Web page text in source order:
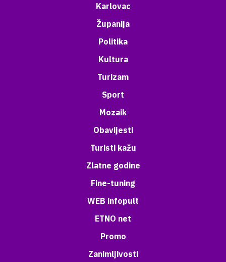
Karlovac
Županija
Politika
Kultura
Turizam
Sport
Mozaik
Obavijesti
Turisti kažu
Zlatne godine
Fine-tuning
WEB infopult
ETNO net
Promo
Zanimljivosti